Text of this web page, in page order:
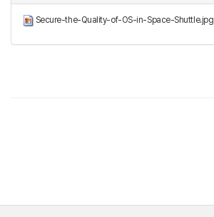
Secure-the-Quality-of-OS-in-Space-Shuttle.jpg